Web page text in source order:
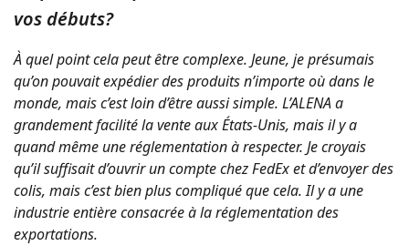
vos débuts?
À quel point cela peut être complexe. Jeune, je présumais
qu’on pouvait expédier des produits n’importe où dans le
monde, mais c’est loin d’être aussi simple. L’ALENA a
grandement facilité la vente aux États-Unis, mais il y a
quand même une réglementation à respecter. Je croyais
qu’il suffisait d’ouvrir un compte chez FedEx et d’envoyer des
colis, mais c’est bien plus compliqué que cela. Il y a une
industrie entière consacrée à la réglementation des
exportations.